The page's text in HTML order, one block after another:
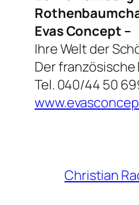
Evas Concept –
Ihre Welt der
Der
Tel. 040/44 50
Christian